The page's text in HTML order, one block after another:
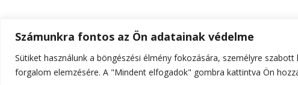
Számunkra fontos az Ön adatainak védelme
Sütiket használunk a böngészési élmény fokozására, személyre
forgalom elemzésére. A "Mindent elfogadok" gombra kattintva Ön
© Szerzői jog 2026ELTE Online . Minden jog fenntartva.